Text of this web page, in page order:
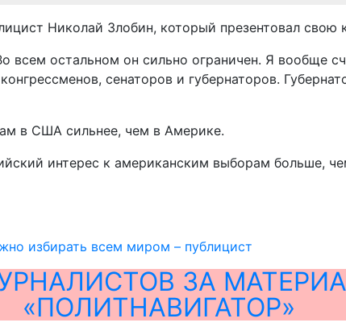
Николай Злобин, который презентовал свою
всем остальном он сильно ограничен. Я вообще
сенаторов и губернаторов.
в США сильнее, чем в Америке.
интерес к американским выборам больше,
избирать всем миром – публицист
ЗА
«ПОЛИТНАВИГАТОР»